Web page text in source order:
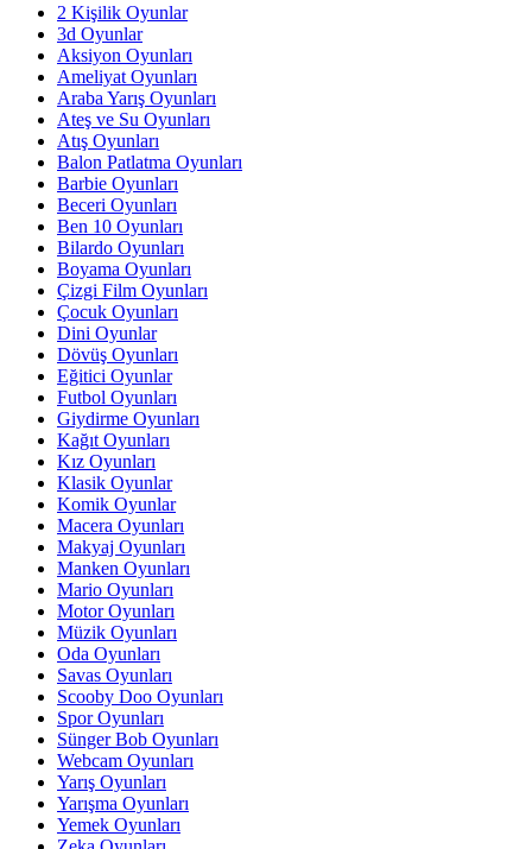
2 Kişilik Oyunlar
3d Oyunlar
Aksiyon Oyunları
Ameliyat Oyunları
Araba Yarış Oyunları
Ateş ve Su Oyunları
Atış Oyunları
Balon Patlatma Oyunları
Barbie Oyunları
Beceri Oyunları
Ben 10 Oyunları
Bilardo Oyunları
Boyama Oyunları
Çizgi Film Oyunları
Çocuk Oyunları
Dini Oyunlar
Dövüş Oyunları
Eğitici Oyunlar
Futbol Oyunları
Giydirme Oyunları
Kağıt Oyunları
Kız Oyunları
Klasik Oyunlar
Komik Oyunlar
Macera Oyunları
Makyaj Oyunları
Manken Oyunları
Mario Oyunları
Motor Oyunları
Müzik Oyunları
Oda Oyunları
Savas Oyunları
Scooby Doo Oyunları
Spor Oyunları
Sünger Bob Oyunları
Webcam Oyunları
Yarış Oyunları
Yarışma Oyunları
Yemek Oyunları